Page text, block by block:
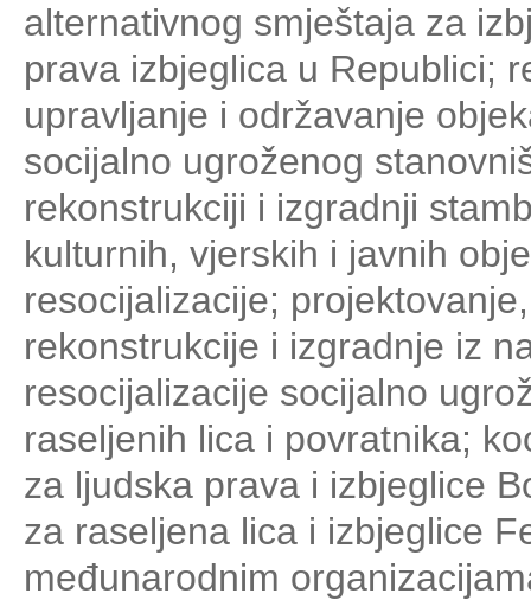
alternativnog smještaja za
prava izbjeglica u Republici;
upravljanje i održavanje
socijalno ugroženog
rekonstrukciji i izgradnji
kulturnih, vjerskih i javnih
resocijalizacije;
rekonstrukcije i izgradnje iz
resocijalizacije socijalno
raseljenih lica i povratnika;
za ljudska prava i izbjeglice
za raseljena lica i izbjeglice
međunarodnim